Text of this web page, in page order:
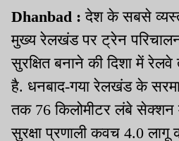
Dhanbad :देश के सबसे व्यस्त
मुख्य रेलखंड पर ट्रेन
सुरक्षित बनाने की दिशा में
है. धनबाद-गया रेलखंड के
तक 76 किलोमीटर लंबे सेक्शन
सुरक्षा प्रणाली कवच 4.0